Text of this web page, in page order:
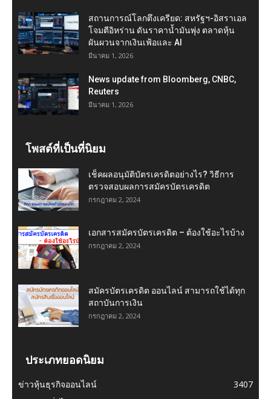
สถานการณ์โลกตึงเครียด: สหรัฐฯ-อิสราเอล
โจมตีอิหร่าน ดันราคาน้ำมันพุ่ง ตลาดหุ้น
ผันผวนจากเงินเฟ้อและ AI
มีนาคม 1, 2026
News update from Bloomberg, CNBC,
Reuters
มีนาคม 1, 2026
โพสต์ที่เป็นที่นิยม
เช็คผลอนุมัติบัตรเครดิตอย่างไร? วิธีการ
ตรวจสอบผลการสมัครบัตรเครดิต
กรกฎาคม 2, 2024
เอกสารสมัครบัตรเครดิต – ต้องใช้อะไรบ้าง
กรกฎาคม 2, 2024
สมัครบัตรเครดิต ออนไลน์ สามารถใช้ได้ทุก
สถาบันการเงิน
กรกฎาคม 2, 2024
ประเภทยอดนิยม
ข่าวหุ้นธุรกิจออนไลน์
3407